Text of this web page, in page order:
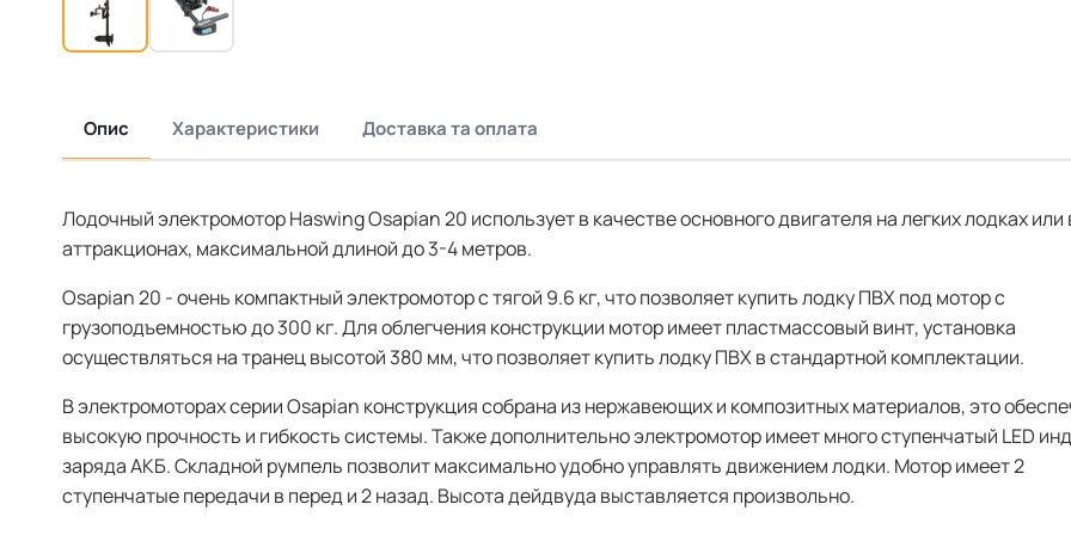
Опис Характеристики Доставка та оплата
Лодочный электромотор Haswing Osapian 20 использует в качестве основного двигателя на легких лодках
аттракционах, максимальной длиной до 3-4 метров.
Osapian 20 - очень компактный электромотор с тягой 9.6 кг, что позволяет купить лодку ПВХ под мотор с
грузоподъемностью до 300 кг. Для облегчения конструкции мотор имеет пластмассовый винт, установка
осуществляться на транец высотой 380 мм, что позволяет купить лодку ПВХ в стандартной комплектации.
В электромоторах серии Osapian конструкция собрана из нержавеющих и композитных материалов, это
высокую прочность и гибкость системы. Также дополнительно электромотор имеет много ступенчатый LED
заряда АКБ. Складной румпель позволит максимально удобно управлять движением лодки. Мотор имеет 2
ступенчатые передачи в перед и 2 назад. Высота дейдвуда выставляется произвольно.